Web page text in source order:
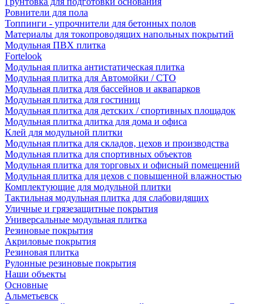
Ровнители для пола
Топпинги - упрочнители для бетонных полов
Материалы для токопроводящих напольных покрытий
Модульная ПВХ плитка
Fortelook
Модульная плитка антистатическая плитка
Модульная плитка для Автомойки / СТО
Модульная плитка для бассейнов и аквапарков
Модульная плитка для гостиниц
Модульная плитка для детских / спортивных площадок
Модульная плитка длитка для дома и офиса
Клей для модульной плитки
Модульная плитка для складов, цехов и производства
Модульная плитка для спортивных объектов
Модульная плитка для торговых и офисный помещений
Модульная плитка для цехов с повышенной влажностью
Комплектующие для модульной плитки
Тактильная модульная плитка для слабовидящих
Уличные и грязезащитные покрытия
Универсальные модульная плитка
Резиновые покрытия
Акриловые покрытия
Резиновая плитка
Рулонные резиновые покрытия
Наши объекты
Основные
Альметьевск